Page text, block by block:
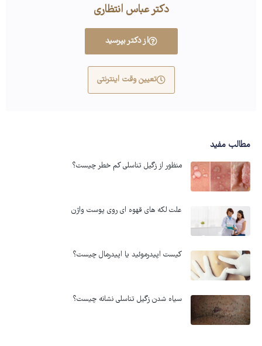
دکتر عباس انتظاری
از دکتر بپرسید
تعیین وقت اینترنتی
مطالب مفید
منظور از زگیل تناسلی کم خطر چیست؟
علت لکه های قهوه ای روی پوست واژن
کیست اپیدرموئید یا اپیدرمال چیست؟
سیاه شدن زگیل تناسلی نشانه چیست؟